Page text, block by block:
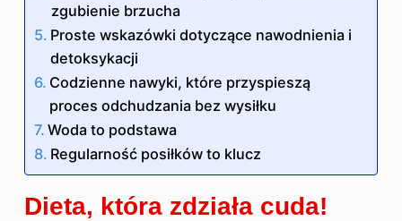
zgubienie brzucha
Proste wskazówki dotyczące nawodnienia i
detoksykacji
Codzienne nawyki, które przyspieszą
proces odchudzania bez wysiłku
Woda to podstawa
Regularność posiłków to klucz
Dieta, która zdziała cuda!